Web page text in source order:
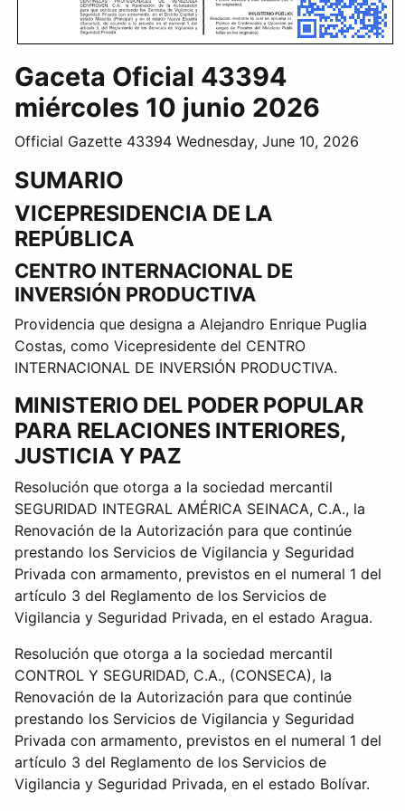
Gaceta Oficial 43394
miércoles 10 junio 2026
Official Gazette 43394 Wednesday, June 10, 2026
SUMARIO
VICEPRESIDENCIA DE LA
REPÚBLICA
CENTRO INTERNACIONAL DE
INVERSIÓN PRODUCTIVA
Providencia que designa a Alejandro Enrique Puglia
Costas, como Vicepresidente del CENTRO
INTERNACIONAL DE INVERSIÓN PRODUCTIVA.
MINISTERIO DEL PODER POPULAR
PARA RELACIONES INTERIORES,
JUSTICIA Y PAZ
Resolución que otorga a la sociedad mercantil
SEGURIDAD INTEGRAL AMÉRICA SEINACA, C.A., la
Renovación de la Autorización para que continúe
prestando los Servicios de Vigilancia y Seguridad
Privada con armamento, previstos en el numeral 1 del
artículo 3 del Reglamento de los Servicios de
Vigilancia y Seguridad Privada, en el estado Aragua.
Resolución que otorga a la sociedad mercantil
CONTROL Y SEGURIDAD, C.A., (CONSECA), la
Renovación de la Autorización para que continúe
prestando los Servicios de Vigilancia y Seguridad
Privada con armamento, previstos en el numeral 1 del
artículo 3 del Reglamento de los Servicios de
Vigilancia y Seguridad Privada, en el estado Bolívar.